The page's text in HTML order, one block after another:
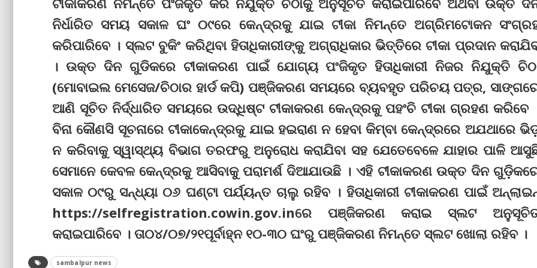
ନିର୍ଧାରିତ ସମୟ ସକାଳ ଘଂ ୦୯ରେ କେନ୍ଦ୍ରକୁ ଯାଇ ଟୀକା ନିମନ୍ତେ ଅଗ୍ରିମଟୋକନ
କରିପାରିବେ । ସ୍ଲଟ ବୁକିଂ କରିଥିବା ହିତାଧିକାରୀଙ୍କୁ ଅଗ୍ରାଧିକାର ଭିତ୍ତିରେ ଟୀକା ପ୍ରଦାନ
। ଉକ୍ତ ଦିନ ଗୁଡିକରେ ଟୀକାକରଣ ପାଇଁ ଯୋଗ୍ୟ ପଂଜିକୃତ ହିତାଧିକାରୀ ନିଜର ନିଯୁକ୍ତି
(ମୋବାଇଲ ମେସେଜ/ଚିଠାର ହାର୍ଡ କପି) ପଞ୍ଜିକରଣ ସମୟରେ ବ୍ୟବହୃତ ପରିଚୟ ପତ୍ର,
ଆଣି ସୂଚିତ ନିର୍ଦ୍ଧାରିତ ସମୟରେ ଉଦ୍ଧିଷ୍ଟ ଟୀକାକରଣ କେନ୍ଦ୍ରକୁ ପହଂଚି ଟୀକା ଗ୍ରହଣ କରିବେ
ବିନା କୌଣସି ସୂଚନାରେ ଟୀକାକେନ୍ଦ୍ରକୁ ଯାଇ ହଇରାଣ ନ ହେବା କିମ୍ବା କେନ୍ଦ୍ରରେ ଅଯଥାରେ
ନ କରିବାକୁ ସ୍ୱାସ୍ଥ୍ୟ ବିଭାଗ ତରଫରୁ ଅନୁରୋଧ କରାଯିବା ସହ ଯେତେବେଳେ ଯାହାର ପାଳି
ସେମାନେ କେବଳ କେନ୍ଦ୍ରକୁ ଆସିବାକୁ ପରାମର୍ଶ ଦିଆଯାଉଛି । ଏହି ଟୀକାକରଣ ଉକ୍ତ ଦିନ
ସକାଳ ୦୯ରୁ ସନ୍ଧ୍ୟା ୦୬ ଘଣ୍ଟା ପର୍ଯ୍ୟନ୍ତ ଚାଲୁ ରହିବ । ହିତାଧିକାରୀ ଟୀକାକରଣ ପାଇଁ
https://selfregistration.cowin.gov.inରେ ପଞ୍ଜିକରଣ କରାଇ ସ୍ଲଟ
କରାଇପାରିବେ । ତା୦୪/୦୭/୨୧ପୂର୍ବାହ୍ନ ୧୦-୩୦ ଘଂରୁ ପଞ୍ଜିକରଣ ନିମନ୍ତେ ସ୍ଲଟ ଖୋଲା ରହିବ ।
sambalpur news